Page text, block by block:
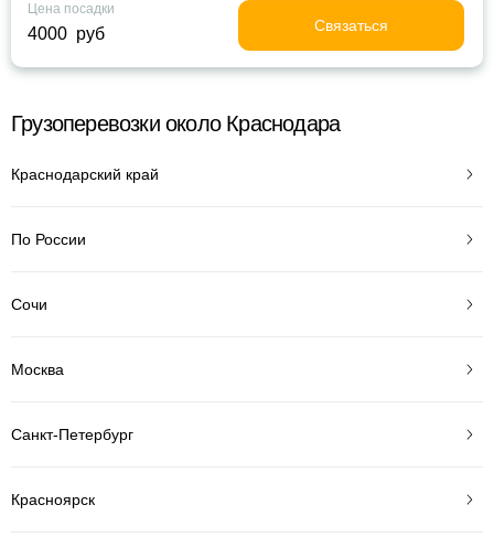
Цена посадки
4000 руб Связаться
Грузоперевозки около Краснодара
Краснодарский край
По России
Сочи
Москва
Санкт-Петербург
Красноярск